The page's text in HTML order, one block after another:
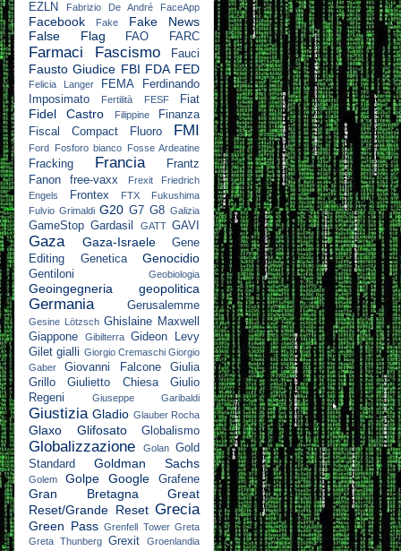
EZLN
Fabrizio De André FaceApp
Facebook Fake
Fake News
False Flag
FAO FARC
Farmaci Fascismo Fauci
Fausto Giudice FBI FDA FED
Felicia Langer FEMA
Ferdinando
Imposimato
Fertilità FESF Fiat
Fidel Castro Filippine
Finanza
Fiscal Compact
Fluoro FMI
Ford Fosforo bianco Fosse Ardeatine
Fracking Francia
Frantz
Fanon
free-vaxx Frexit
Friedrich
Engels
Frontex FTX
Fukushima
Fulvio Grimaldi G20 G7 G8 Galizia
GameStop Gardasil GATT GAVI
Gaza Gaza-Israele
Gene
Editing
Genetica Genocidio
Gentiloni Geobiologia
Geoingegneria geopolitica
Germania Gerusalemme
Gesine Lötzsch Ghislaine Maxwell
Giappone
Gibilterra Gideon Levy
Gilet gialli Giorgio Cremaschi Giorgio
Gaber
Giovanni Falcone
Giulia
Grillo
Giulietto Chiesa
Giulio
Regeni
Giuseppe Garibaldi
Giustizia Gladio Glauber Rocha
Glaxo Glifosato Globalismo
Globalizzazione Golan Gold
Standard
Goldman Sachs
Golem Golpe Google Grafene
Gran Bretagna
Great
Reset/Grande Reset Grecia
Green Pass Grenfell Tower Greta
Greta Thunberg Grexit Groenlandia